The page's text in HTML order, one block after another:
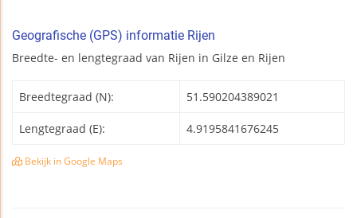
Geografische (GPS) informatie Rijen
Breedte- en lengtegraad van Rijen in Gilze en Rijen
Breedtegraad (N): 51.590204389021
Lengtegraad (E): 4.9195841676245
Bekijk in Google Maps